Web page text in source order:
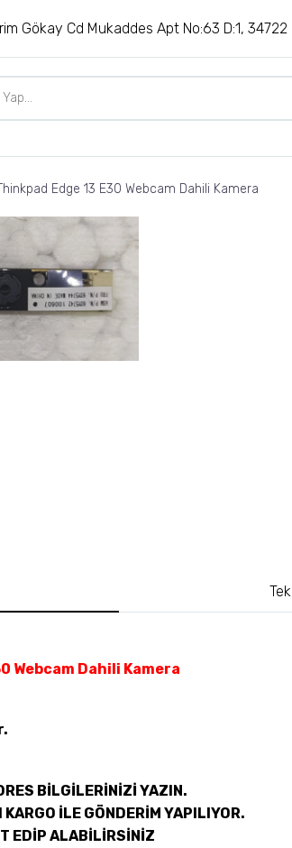
Gökay Cd Mukaddes Apt No:63 D:1, 34722
Edge 13 E30 Webcam Dahili Kamera
Webcam Dahili Kamera
BİLGİLERİNİZİ YAZIN.
İLE GÖNDERİM YAPILIYOR.
EDİP ALABİLİRSİNİZ